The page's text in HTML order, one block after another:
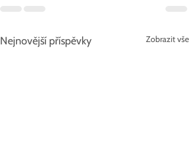
Nejnovější příspěvky Zobrazit vše